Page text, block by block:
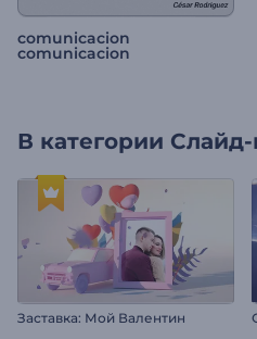
comunicacion
comunicacion
В категории
Заставка: Мой Валентин